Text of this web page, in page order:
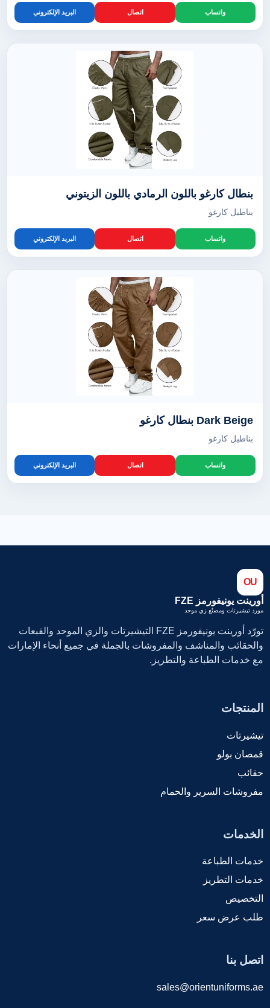
واتساب اتصال البريد الإلكتروني
بنطال كارغو باللون الرمادي باللون الزيتوني
بناطيل كارغو
واتساب اتصال البريد الإلكتروني
Dark Beige بنطال كارغو
بناطيل كارغو
واتساب اتصال البريد الإلكتروني
OU
أورينت يونيفورمز FZE
مورد تيشيرتات ومصنّع زي موحد
تورّد أورينت يونيفورمز FZE التيشيرتات والزي الموحد والقبعات
والحقائب والمناشف والمفروشات بالجملة في جميع أنحاء الإمارات
مع خدمات الطباعة والتطريز.
المنتجات
تيشيرتات
قمصان بولو
حقائب
مفروشات السرير والحمام
الخدمات
خدمات الطباعة
خدمات التطريز
التخصيص
طلب عرض سعر
اتصل بنا
sales@orientuniforms.ae